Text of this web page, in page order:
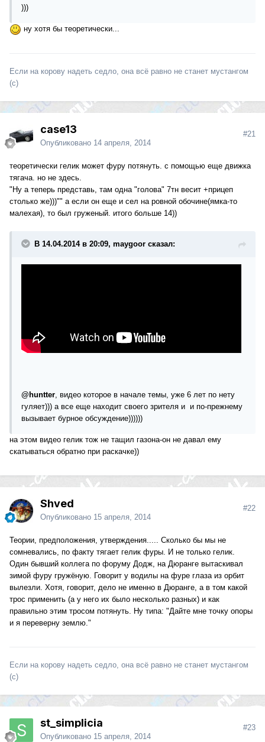
)))
ну хотя бы теоретически...
Если на корову надеть седло, она всё равно не станет мустангом
(с)
case13
Опубликовано 14 апреля, 2014
#21
теоретически гелик может фуру потянуть. с помощью еще движка
тягача. но не здесь.
"Ну а теперь представь, там одна "голова" 7тн весит +прицеп
столько же)))"" а если он еще и сел на ровной обочине(ямка-то
малехая), то был груженый. итого больше 14))
В 14.04.2014 в 20:09, maygoor сказал:
@huntter, видео которое в начале темы, уже 6 лет по нету
гуляет))) а все еще находит своего зрителя и и по-прежнему
вызывает бурное обсуждение))))))
на этом видео гелик тож не тащил газона-он не давал ему
скатываться обратно при раскачке))
Shved
Опубликовано 15 апреля, 2014
#22
Теории, предположения, утверждения..... Сколько бы мы не
сомневались, по факту тягает гелик фуры. И не только гелик.
Один бывший коллега по форуму Додж, на Дюранге вытаскивал
зимой фуру гружёную. Говорит у водилы на фуре глаза из орбит
вылезли. Хотя, говорит, дело не именно в Дюранге, а в том какой
трос применить (а у него их было несколько разных) и как
правильно этим тросом потянуть. Ну типа: "Дайте мне точку опоры
и я переверну землю."
Если на корову надеть седло, она всё равно не станет мустангом
(с)
st_simplicia
Опубликовано 15 апреля, 2014
#23